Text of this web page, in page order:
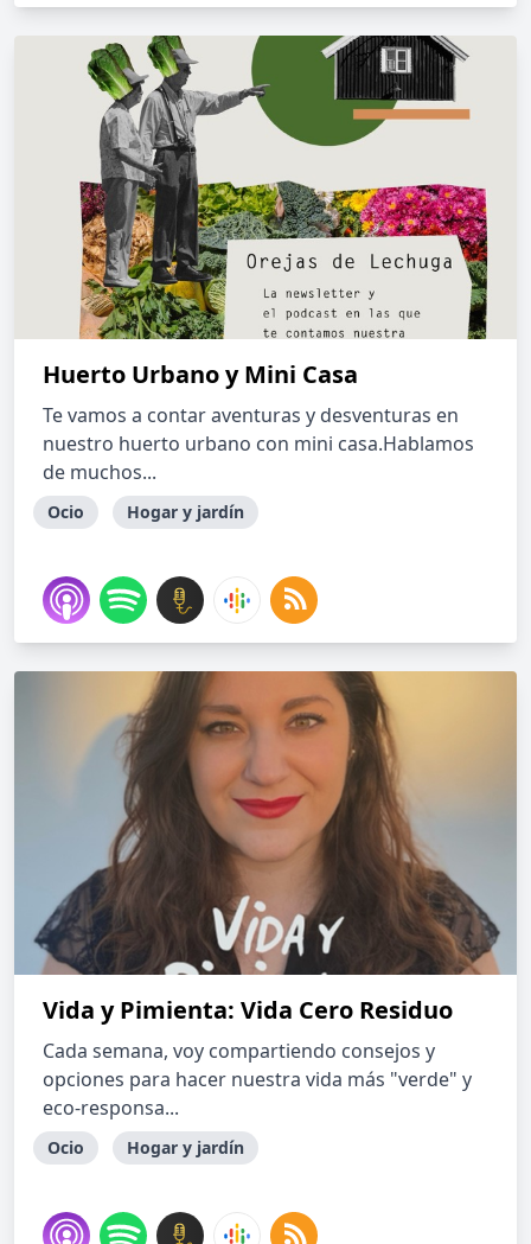
Huerto Urbano y Mini Casa
Te vamos a contar aventuras y desventuras en
nuestro huerto urbano con mini casa.Hablamos
de muchos...
Ocio Hogar y jardín
Vida y Pimienta: Vida Cero Residuo
Cada semana, voy compartiendo consejos y
opciones para hacer nuestra vida más "verde" y
eco-responsa...
Ocio Hogar y jardín